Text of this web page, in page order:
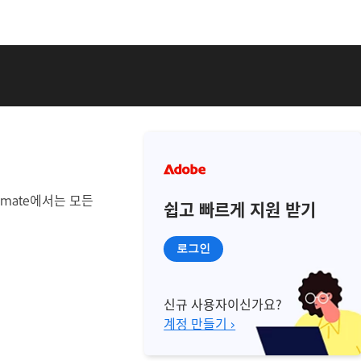
에서는 모든
쉽고 빠르게 지원 받기
로그인
신규 사용자이신가요?
계정 만들기 ›